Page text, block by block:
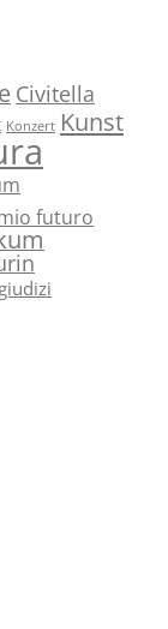
Civitella
Konzert Kunst
futuro